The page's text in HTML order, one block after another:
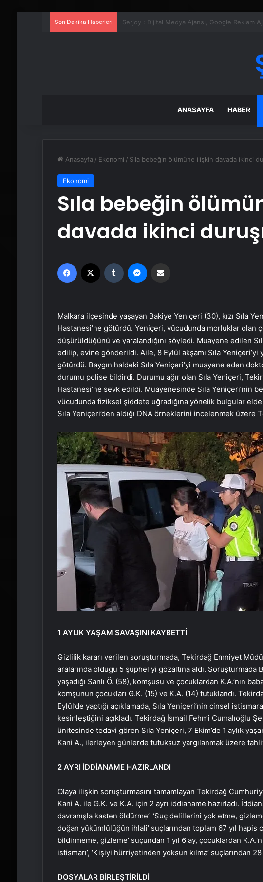
Son Dakika Haberleri UETDS Nedir ? Uetds.com İle Akıllı Dijital
ANASAYFA HABER
Anasayfa / Ekonomi / Sıla bebeğin ölümüne ilişkin davada ikinci
Ekonomi
Sıla bebeğin
davada ikinci
Facebook Tumblr
Malkara ilçesinde yaşayan Bakiye Yeniçeri (30), kızı Sıla
Hastanesi’ne götürdü. Yeniçeri, vücudunda morluklar olan
düşürüldüğünü ve yaralandığını söyledi. Muayene edilen
edilip, evine gönderildi. Aile, 8 Eylül akşamı Sıla
götürdü. Baygın haldeki Sıla Yeniçeri’yi muayene eden
durumu polise bildirdi. Durumu ağır olan Sıla Yeniçeri,
Hastanesi’ne sevk edildi. Muayenesinde Sıla Yeniçeri’nin
vücudunda fiziksel şiddete uğradığına yönelik bulgular elde
Sıla Yeniçeri’den aldığı DNA örneklerini incelenmek üzere
1 AYLIK YAŞAM SAVAŞINI KAYBETTİ
Gizlilik kararı verilen soruşturmada, Tekirdağ Emniyet
aralarında olduğu 5 şüpheliyi gözaltına aldı.
yaşadığı Sanlı Ö. (58), komşusu ve çocuklardan K.A.’nın
komşunun çocukları G.K. (15) ve K.A. (14) tutuklandı.
Eylül’de yaptığı açıklamada, Sıla Yeniçeri’nin cinsel
kesinleştiğini açıkladı. Tekirdağ İsmail Fehmi Cumalıoğlu
ünitesinde tedavi gören Sıla Yeniçeri, 7 Ekim’de 1 aylık
Kani A., ilerleyen günlerde tutuksuz yargılanmak üzere
2 AYRI İDDİANAME HAZIRLANDI
Olaya ilişkin soruşturmasını tamamlayan Tekirdağ
Kani A. ile G.K. ve K.A. için 2 ayrı iddianame hazırladı.
davranışla kasten öldürme’, ‘Suç delillerini yok etme,
doğan yükümlülüğün ihlali’ suçlarından toplam 67 yıl hapis
bildirmeme, gizleme’ suçundan 1 yıl 6 ay, çocuklardan
istismarı’, ‘Kişiyi hürriyetinden yoksun kılma’ suçlarından
DOSYALAR BİRLEŞTİRİLDİ